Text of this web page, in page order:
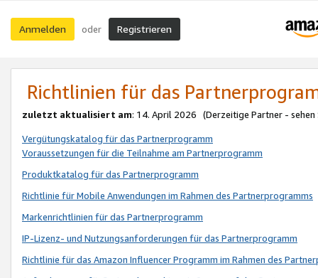
Anmelden oder Registrieren
Richtlinien für das
zuletzt aktualisiert am: 14. April 2026 (Derzeitige Partner - sehen
Vergütungskatalog für das Partnerprogramm
Voraussetzungen für die Teilnahme am Partnerprogramm
Produktkatalog für das Partnerprogramm
Richtlinie für Mobile Anwendungen im Rahmen des Partnerprogramms
Markenrichtlinien für das Partnerprogramm
IP-Lizenz- und Nutzungsanforderungen für das Partnerprogramm
Richtlinie für das Amazon Influencer Programm im Rahmen des